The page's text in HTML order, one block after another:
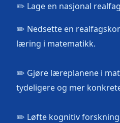
✏️ Lage en nasjonal
✏️ Nedsette en
læring i matematikk.
✏️ Gjøre læreplanene i
tydeligere og mer
✏️ Løfte kognitiv